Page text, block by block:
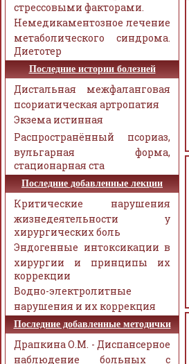
стрессовыми факторами.
Немедикаментозное лечение
метаболического синдрома.
Диетотер
Последние истории болезней
Дистальная межфаланговая
псориатическая артропатия
Экзема истинная
Распространённый псориаз,
вульгарная форма,
стационарная ста
Последние добавленные лекции
Критические нарушения
жизнедеятельности у
хирургических боль
Эндогенные интоксикации в
хирургии и принципы их
коррекции
Водно-электролитные
нарушения и их коррекция
Последние добавленные методички
Драпкина О.М. - Диспансерное
наблюдение больных с